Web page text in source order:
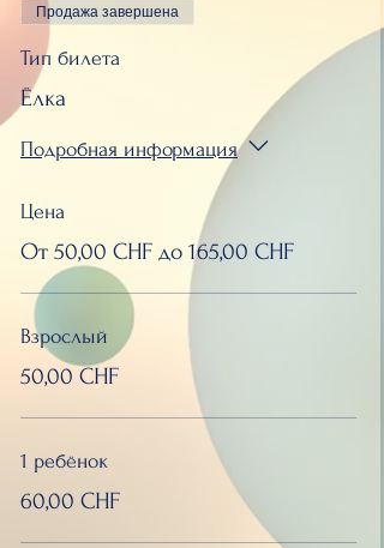
Продажа завершена
Тип билета
Ёлка
Подробная информация
Цена
От 50,00 CHF до 165,00 CHF
Взрослый
50,00 CHF
1 ребёнок
60,00 CHF